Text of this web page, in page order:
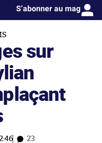
S’abonner au mag
sur
23